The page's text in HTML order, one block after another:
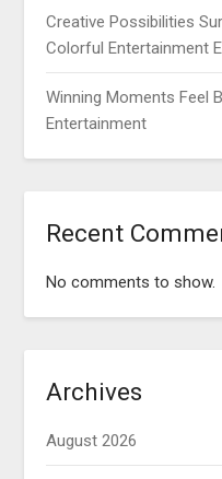
Creative Possibilities
Colorful Entertainment
Winning Moments Feel
Entertainment
Recent
No comments to show.
Archives
August 2026